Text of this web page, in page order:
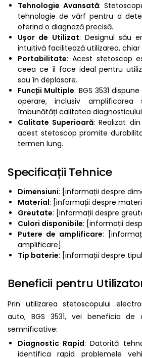
Tehnologie Avansată:
tehnologie de vârf pentru a
oferind o diagnoză precisă.
Ușor de Utilizat: Designul său
intuitivă facilitează utilizarea,
Portabilitate: Acest stetoscop
ceea ce îl face ideal pentru
sau în deplasare.
Funcții Multiple: BGS 3531
operare, inclusiv
îmbunătăți calitatea
Calitate Superioară: Realizat
acest stetoscop promite
termen lung.
Specificații Tehnice
Dimensiuni: [informații despre
Material: [informații despre
Greutate: [informații despre
Culori disponibile: [informații
Putere de amplificare:
amplificare]
Tip baterie: [informații despre
Beneficii pentru
Prin utilizarea stetoscopului
auto, BGS 3531, vei beneficia
semnificative:
Diagnostic Rapid: Datorită
identifica rapid problemele